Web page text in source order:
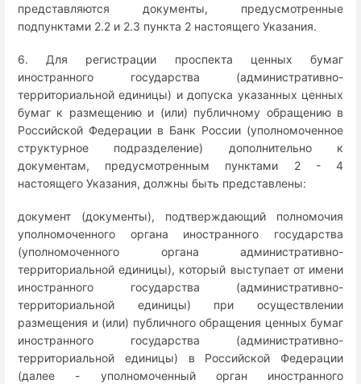
представляются документы, предусмотренные
подпунктами 2.2 и 2.3 пункта 2 настоящего Указания.
6. Для регистрации проспекта ценных бумаг
иностранного государства (административно-
территориальной единицы) и допуска указанных ценных
бумаг к размещению и (или) публичному обращению в
Российской Федерации в Банк России (уполномоченное
структурное подразделение) дополнительно к
документам, предусмотренным пунктами 2 - 4
настоящего Указания, должны быть представлены:
документ (документы), подтверждающий полномочия
уполномоченного органа иностранного государства
(уполномоченного органа административно-
территориальной единицы), который выступает от имени
иностранного государства (административно-
территориальной единицы) при осуществлении
размещения и (или) публичного обращения ценных бумаг
иностранного государства (административно-
территориальной единицы) в Российской Федерации
(далее - уполномоченный орган иностранного